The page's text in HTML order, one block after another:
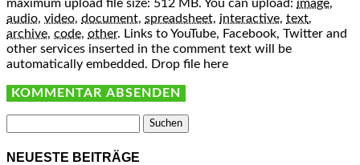
maximum upload file size: 512 MB. You can upload: image,
audio, video, document, spreadsheet, interactive, text,
archive, code, other. Links to YouTube, Facebook, Twitter and
other services inserted in the comment text will be
automatically embedded. Drop file here
nach:
NEUESTE BEITRÄGE